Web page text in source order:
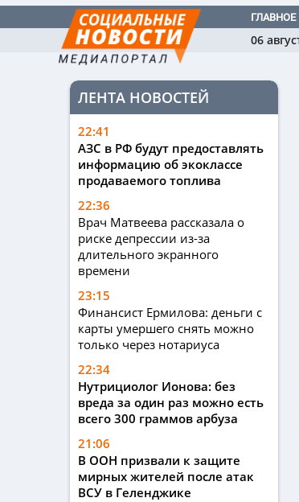
ГЛАВНОЕ
06
ЛЕНТА НОВОСТЕЙ
22:41
АЗС в РФ будут предоставлять
информацию об экоклассе
продаваемого топлива
22:36
Врач Матвеева рассказала о
риске депрессии из-за
длительного экранного
времени
23:15
Финансист Ермилова: деньги с
карты умершего снять можно
только через нотариуса
22:34
Нутрициолог Ионова: без
вреда за один раз можно есть
всего 300 граммов арбуза
21:06
В ООН призвали к защите
мирных жителей после атак
ВСУ в Геленджике